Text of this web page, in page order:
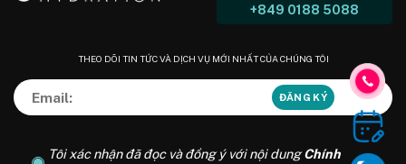
+849 0188 5088
THEO DÕI TIN TỨC VÀ DỊCH VỤ MỚI NHẤT CỦA CHÚNG TÔI
Tôi xác nhận đã đọc và đồng ý với nội dungChính